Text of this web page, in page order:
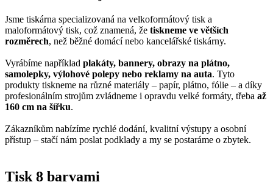
Jsme tiskárna specializovaná na velkoformátový tisk a
maloformátový tisk, což znamená, že tiskneme ve větších
rozměrech, než běžné domácí nebo kancelářské tiskárny.
Vyrábíme například plakáty, bannery, obrazy na plátno,
samolepky, výlohové polepy nebo reklamy na auta. Tyto
produkty tiskneme na různé materiály – papír, plátno, fólie – a díky
profesionálním strojům zvládneme i opravdu velké formáty, třeba až
160 cm na šířku.
Zákazníkům nabízíme rychlé dodání, kvalitní výstupy a osobní
přístup – stačí nám poslat podklady a my se postaráme o zbytek.
Tisk 8 barvami